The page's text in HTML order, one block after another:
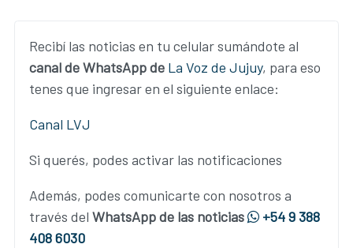
Recibí las noticias en tu celular sumándote al
canal de WhatsApp de La Voz de Jujuy, para eso
tenes que ingresar en el siguiente enlace:
Canal LVJ
Si querés, podes activar las notificaciones
Además, podes comunicarte con nosotros a
través del WhatsApp de las noticias
+54 9 388
408 6030